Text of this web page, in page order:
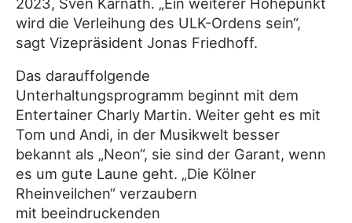
wird die Verleihung des ULK-Ordens sein“,
sagt Vizepräsident Jonas Friedhoff.
Das darauffolgende
Unterhaltungsprogramm beginnt mit dem
Entertainer Charly Martin. Weiter geht es mit
Tom und Andi, in der Musikwelt besser
bekannt als „Neon“, sie sind der Garant, wenn
es um gute Laune geht. „Die Kölner
Rheinveilchen“ verzaubern
mit beeindruckenden